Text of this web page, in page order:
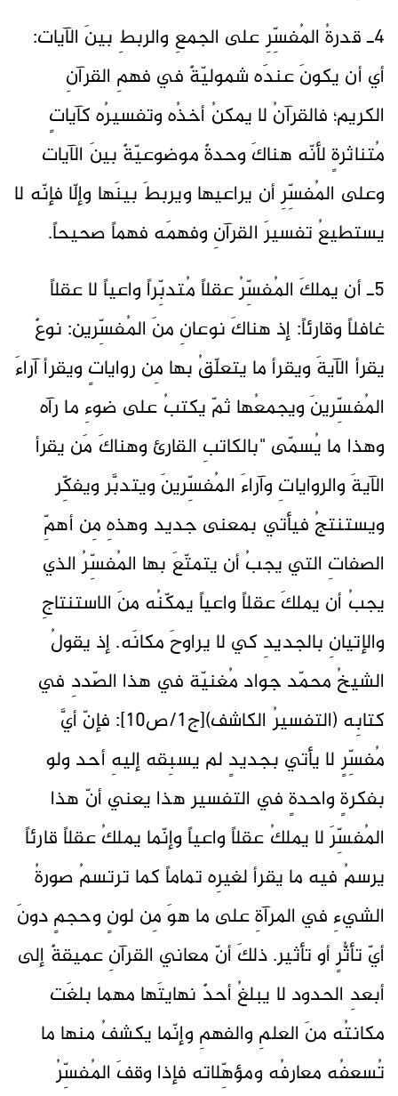
4ـ قدرةُ المُفسِّرِ على الجمعِ والربطِ بينَ الآيات:
أي أن يكونَ عندَه شموليّةٌ في فهمِ القرآنِ
الكريم؛ فالقرآنُ لا يمكنُ أخذُه وتفسيرُه كآياتٍ
مُتناثرةٍ لأنّه هناكَ وحدةٌ موضوعيّةٌ بينَ الآيات
وعلى المُفسِّرِ أن يراعيها ويربطَ بينَها وإلّا فإنّه لا
يستطيعُ تفسيرَ القرآنِ وفهمَه فهماً صحيحاً.
5ـ أن يملكَ المُفسِّرُ عقلاً مُتدبِّراً واعياً لا عقلاً
غافلاً وقارئاً: إذ هناكَ نوعانِ منَ المُفسِّرين: نوعٌ
يقرأ الآيةَ ويقرأ ما يتعلّقُ بها مِن رواياتٍ ويقرأ آراءَ
المُفسِّرينَ ويجمعُها ثمّ يكتبُ على ضوءِ ما رآه
وهذا ما يُسمّى "بالكاتبِ القارئ وهناكَ مَن يقرأ
الآيةَ والرواياتِ وآراءَ المُفسِّرينَ ويتدبَّر ويفكِّر
ويستنتجُ فيأتي بمعنى جديد وهذهِ مِن أهمِّ
الصفاتِ التي يجبُ أن يتمتّعَ بها المُفسِّرُ الذي
يجبُ أن يملكَ عقلاً واعياً يمكّنُه منَ الاستنتاجِ
والإتيانِ بالجديدِ كي لا يراوحَ مكانَه. إذ يقولُ
الشيخُ محمّد جواد مُغنيّة في هذا الصّددِ في
كتابِه (التفسيرُ الكاشف)[ج1/ص10]: فإنّ أيَّ
مُفسِّرٍ لا يأتي بجديدٍ لم يسبِقه إليهِ أحد ولو
بفكرةٍ واحدةٍ في التفسير هذا يعني أنّ هذا
المُفسِّرَ لا يملكُ عقلاً واعياً وإنّما يملكُ عقلاً قارئاً
يرسمُ فيه ما يقرأ لغيرِه تماماً كما ترتسمُ صورةُ
الشيءِ في المرآةِ على ما هوَ مِن لونٍ وحجمٍ دونَ
أيّ تأثُّرٍ أو تأثير. ذلكَ أنّ معاني القرآنِ عميقةٌ إلى
أبعدِ الحدود لا يبلغُ أحدٌ نهايتَها مهما بلغَت
مكانتُه منَ العلمِ والفهمِ وإنّما يكشفُ منها ما
تُسعفُه معارفُه ومؤهِّلاته فإذا وقفَ المُفسِّرُ